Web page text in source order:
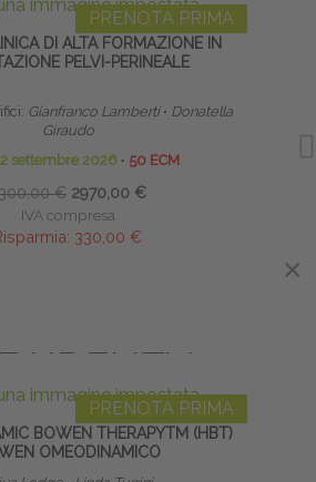
PRENOTA PRIMA
DI ALTA FORMAZIONE IN
PELVI-PERINEALE
Gianfranco Lamberti ∙ Donatella
Giraudo
settembre 2026 ∙ 50 ECM
€ 2970,00 €
IVA compresa
330,00 €
PRENOTA PRIMA
BOWEN THERAPYTM (HBT)
OMEODINAMICO
×
×